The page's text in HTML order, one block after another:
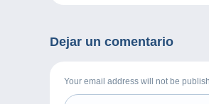
Dejar un comentario
Your email address will not be